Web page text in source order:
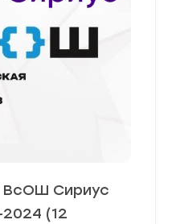
ВсОШ Сириус
(12